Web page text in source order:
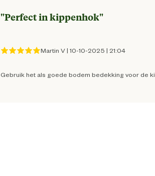
"Perfect in kippenhok"
Martin V| 10-10-2025 | 21:04
Gebruik het als goede bodem bedekking voor de